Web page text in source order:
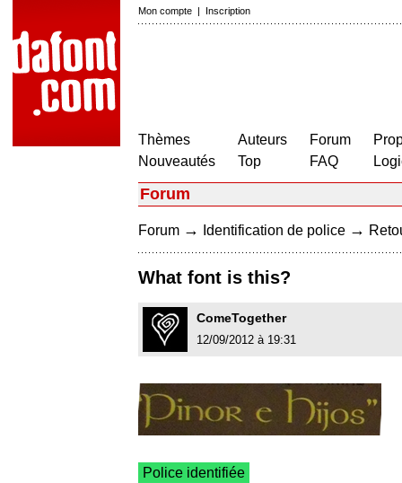
Mon compte | Inscription
Thèmes
Nouveautés
Auteurs
Top
Forum
FAQ
Forum
Forum → Identification de police →
What font is this?
ComeTogether
12/09/2012 à 19:31
Police identifiée